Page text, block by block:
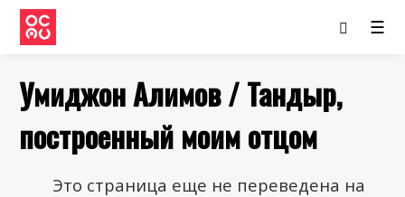
☰
Умиджон Алимов / Тандыр,
построенный моим отцом
Это страница еще не переведена на